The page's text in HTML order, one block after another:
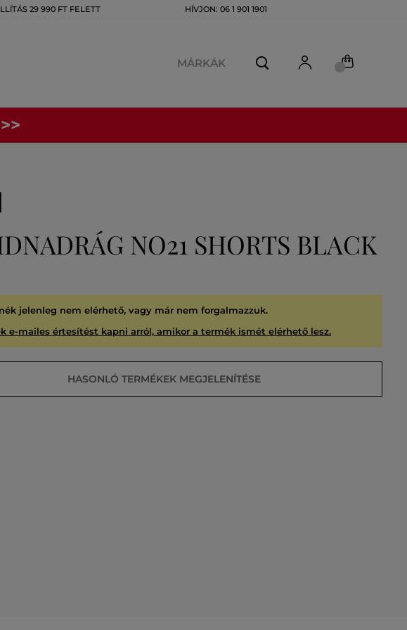
29 990 FT FELETT HÍVJON: 06 1 901 1901
MÁRKÁK
NO21 SHORTS BLACK
jelenleg nem elérhető, vagy már nem forgalmazzuk.
e-mailes értesítést kapni arról, amikor a termék ismét elérhető lesz.
HASONLÓ TERMÉKEK MEGJELENÍTÉSE